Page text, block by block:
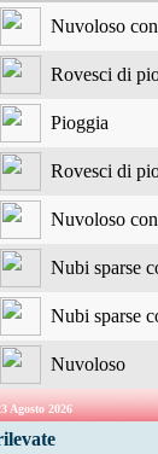
Nuvoloso
Rovesci di
Pioggia
Rovesci di
Nuvoloso
Nubi sparse
Nubi sparse
Nuvoloso
Agosto 2026